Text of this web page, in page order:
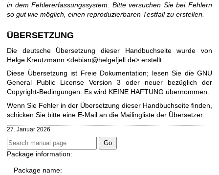
in dem Fehlererfassungssystem. Bitte versuchen Sie bei Fehlern
so gut wie möglich, einen reproduzierbaren Testfall zu erstellen.
ÜBERSETZUNG
Die deutsche Übersetzung dieser Handbuchseite wurde von
Helge Kreutzmann <debian@helgefjell.de> erstellt.
Diese Übersetzung ist Freie Dokumentation; lesen Sie die GNU
General Public License Version 3 oder neuer bezüglich der
Copyright-Bedingungen. Es wird KEINE HAFTUNG übernommen.
Wenn Sie Fehler in der Übersetzung dieser Handbuchseite finden,
schicken Sie bitte eine E-Mail an die Mailingliste der Übersetzer.
27. Januar 2026
Package information:
Package name: